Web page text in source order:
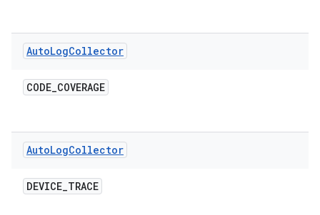
AutoLogCollector
CODE_COVERAGE
AutoLogCollector
DEVICE_TRACE